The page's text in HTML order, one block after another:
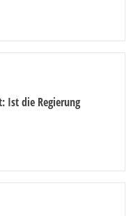
Ist die Regierung